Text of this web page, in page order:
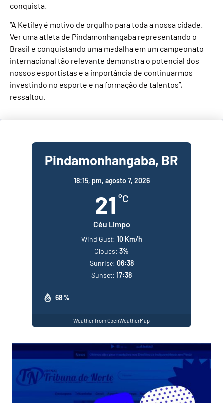
conquista.
“A Ketiley é motivo de orgulho para toda a nossa cidade.
Ver uma atleta de Pindamonhangaba representando o
Brasil e conquistando uma medalha em um campeonato
internacional tão relevante demonstra o potencial dos
nossos esportistas e a importância de continuarmos
investindo no esporte e na formação de talentos”,
ressaltou.
Pindamonhangaba, BR
18:15, pm, agosto 7, 2026
21 °C
Céu Limpo
68 %
Wind Gust: 10 Km/h
Clouds: 3%
Sunrise: 06:38
Sunset: 17:38
Weather from OpenWeatherMap